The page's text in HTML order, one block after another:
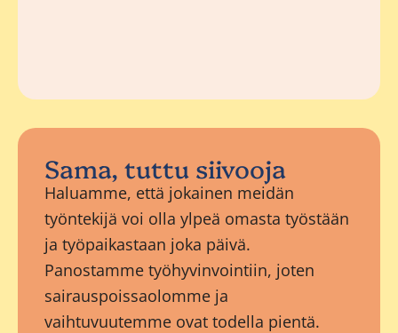
Sama, tuttu siivooja
Haluamme, että jokainen meidän
työntekijä voi olla ylpeä omasta työstään
ja työpaikastaan joka päivä.
Panostamme työhyvinvointiin, joten
sairauspoissaolomme ja
vaihtuvuutemme ovat todella pientä.